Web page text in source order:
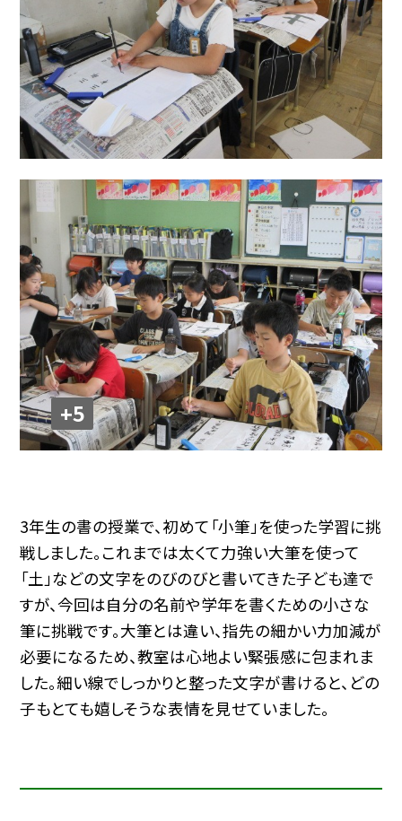
+5
3年生の書の授業で、初めて「小筆」を使った学習に挑
戦しました。これまでは太くて力強い大筆を使って
「土」などの文字をのびのびと書いてきた子ども達で
すが、今回は自分の名前や学年を書くための小さな
筆に挑戦です。大筆とは違い、指先の細かい力加減が
必要になるため、教室は心地よい緊張感に包まれま
した。細い線でしっかりと整った文字が書けると、どの
子もとても嬉しそうな表情を見せていました。